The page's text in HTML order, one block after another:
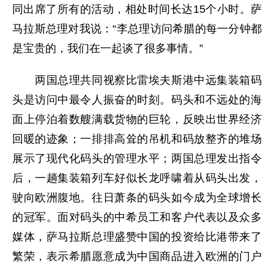
同出席了所有的活动，相处时间长达15个小时。萨
马拉斯总理对我说：“李总理访问希腊的每一分钟都
是宝贵的，我们在一起谈了很多事情。”
两国总理共同视察比雷埃夫斯港中远集装箱码
头是访问中最令人振奋的时刻。码头和不远处的海
面上停泊着数艘满载货物的巨轮，反映出世界经济
回暖的迹象；一排排高耸的吊机和码放整齐的堆场
展示了现代化码头的管理水平；两国总理发出指令
后，一趟集装箱列车好似长龙呼啸着从码头出发，
驶向欧洲腹地。往日萧条的码头如今成为全球增长
的冠军。面对码头的中希员工和客户代表以及众多
媒体，萨马拉斯总理盛赞中国的投资给比港带来了
繁荣，表示希腊愿意成为中国商品进入欧洲的门户